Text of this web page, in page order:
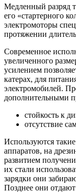
Медленный разряд
его «стартерного
электромоторы
протяжении
Современное
увеличенного
усилением
катерах, для
электромобилей.
дополнительными
стойкость к
отсутствие
Используются
аппаратов, на
развитием
их стали
зарядки они
Позднее они